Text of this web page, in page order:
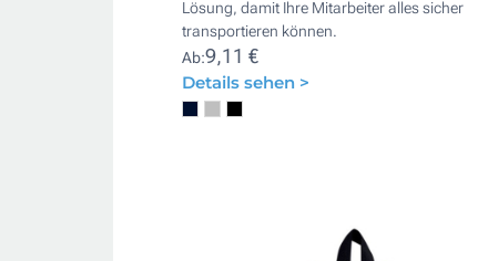
Lösung, damit Ihre Mitarbeiter alles sicher
transportieren können.
Ab:9,11 €
Details sehen >